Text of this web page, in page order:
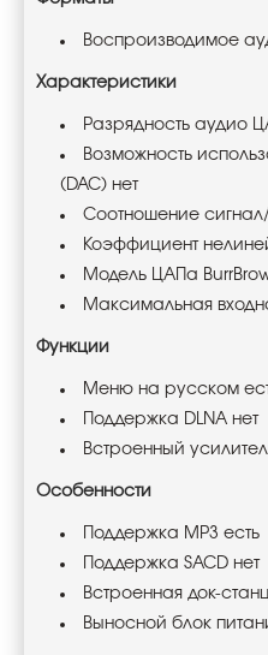
Воспроизводимое
Характеристики
Разрядность аудио
Возможность
(DAC) нет
Соотношение
Коэффициент
Модель ЦАПа
Максимальная
Функции
Меню на русском
Поддержка DLNA нет
Встроенный
Особенности
Поддержка MP3 есть
Поддержка SACD нет
Встроенная док-
Выносной блок